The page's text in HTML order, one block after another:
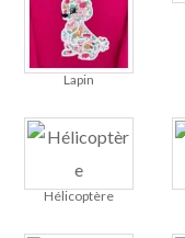
Lapin
Hélicoptère